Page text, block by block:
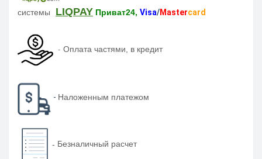
системы LIQPAY Приват24, Visa/Mastercard
- Оплата частями, в кредит
- Наложенным платежом
- Безналичный расчет